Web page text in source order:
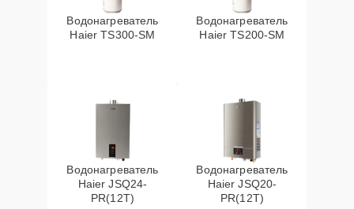
Водонагреватель
Haier TS300-SM
Водонагреватель
Haier TS200-SM
Водонагреватель
Haier JSQ24-
PR(12T)
Водонагреватель
Haier JSQ20-
PR(12T)